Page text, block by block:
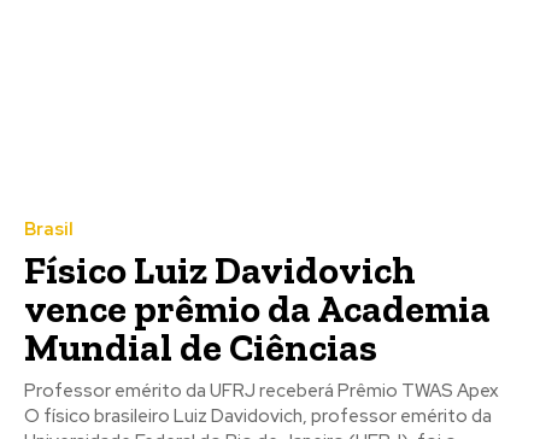
Brasil
Físico Luiz Davidovich
vence prêmio da Academia
Mundial de Ciências
Professor emérito da UFRJ receberá Prêmio TWAS Apex
O físico brasileiro Luiz Davidovich, professor emérito da